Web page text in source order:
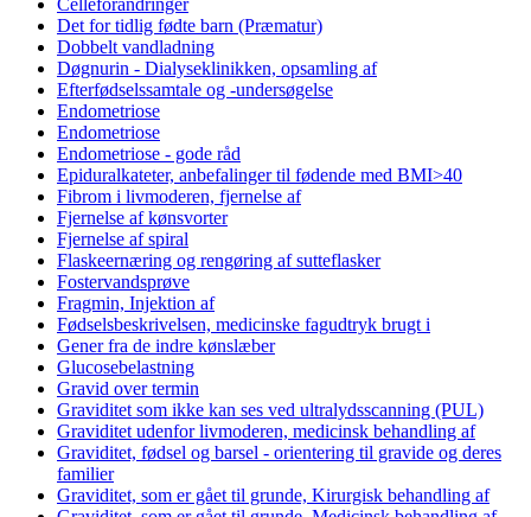
Det for tidlig fødte barn (Præmatur)
Dobbelt vandladning
Døgnurin - Dialyseklinikken, opsamling af
Efterfødselssamtale og -undersøgelse
Endometriose
Endometriose
Endometriose - gode råd
Epiduralkateter, anbefalinger til fødende med BMI>40
Fibrom i livmoderen, fjernelse af
Fjernelse af kønsvorter
Fjernelse af spiral
Flaskeernæring og rengøring af sutteflasker
Fostervandsprøve
Fragmin, Injektion af
Fødselsbeskrivelsen, medicinske fagudtryk brugt i
Gener fra de indre kønslæber
Glucosebelastning
Gravid over termin
Graviditet som ikke kan ses ved ultralydsscanning (PUL)
Graviditet udenfor livmoderen, medicinsk behandling af
Graviditet, fødsel og barsel - orientering til gravide og deres
familier
Graviditet, som er gået til grunde, Kirurgisk behandling af